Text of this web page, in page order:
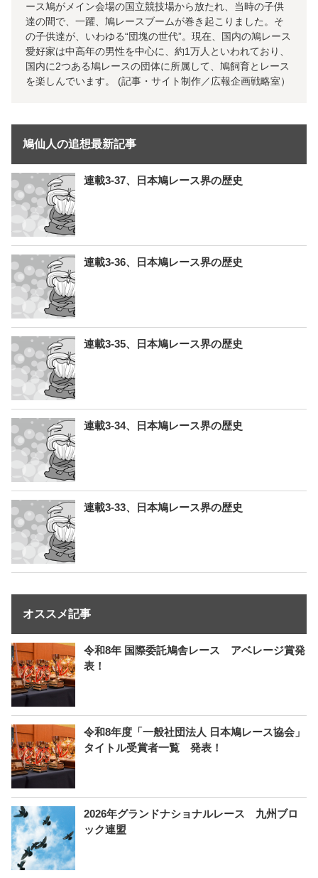
ース鳩がメイン会場の国立競技場から放たれ、当時の子供
達の間で、一躍、鳩レースブームが巻き起こりました。そ
の子供達が、いわゆる“団塊の世代”。現在、国内の鳩レース
愛好家は中高年の男性を中心に、約1万人といわれており、
国内に2つある鳩レースの団体に所属して、鳩飼育とレース
を楽しんでいます。 (記事・サイト制作／広報企画戦略室）
鳩仙人の追想最新記事
連載3-37、日本鳩レース界の歴史
連載3-36、日本鳩レース界の歴史
連載3-35、日本鳩レース界の歴史
連載3-34、日本鳩レース界の歴史
連載3-33、日本鳩レース界の歴史
オススメ記事
令和8年 国際委託鳩舎レース アベレージ賞発
表！
令和8年度「一般社団法人 日本鳩レース協会」
タイトル受賞者一覧 発表！
2026年グランドナショナルレース 九州ブロ
ック連盟